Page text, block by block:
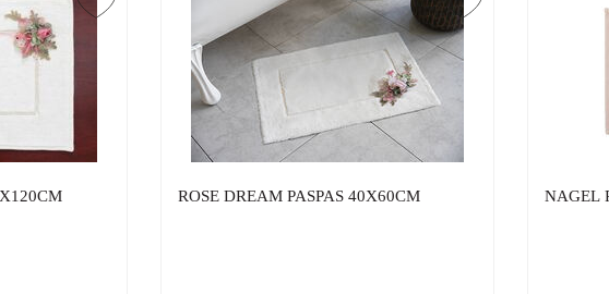
ROSE DREAM PASPAS 40X60CM NAGEL